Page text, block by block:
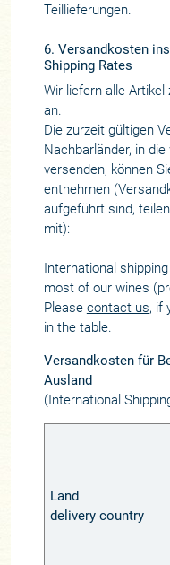
Teillieferungen.
6. Versandkosten
Shipping Rates
Wir liefern alle
an.
Die zurzeit gültigen
Nachbarländer, in
versenden, können
entnehmen
aufgeführt sind,
mit):
International
most of our wines
Please contact us, if
in the table.
Versandkosten für
Ausland
(International
Land
delivery country